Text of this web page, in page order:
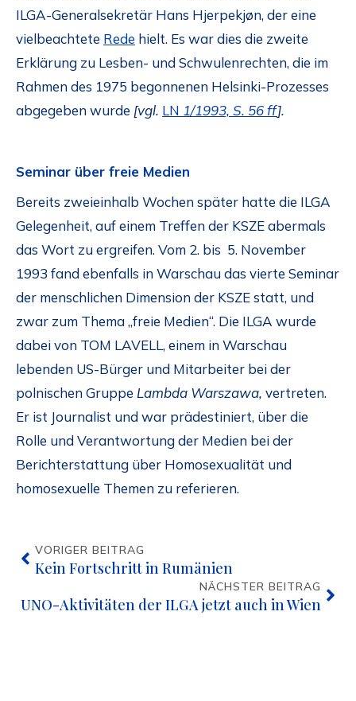
ILGA-Generalsekretär Hans Hjerpekjøn, der eine
vielbeachtete Rede hielt. Es war dies die zweite
Erklärung zu Lesben- und Schwulenrechten, die im
Rahmen des 1975 begonnenen Helsinki-Prozesses
abgegeben wurde [vgl. LN 1/1993, S. 56 ff].
Seminar über freie Medien
Bereits zweieinhalb Wochen später hatte die ILGA
Gelegenheit, auf einem Treffen der KSZE abermals
das Wort zu ergreifen. Vom 2. bis 5. November
1993 fand ebenfalls in Warschau das vierte Seminar
der menschlichen Dimension der KSZE statt, und
zwar zum Thema „freie Medien“. Die ILGA wurde
dabei von TOM LAVELL, einem in Warschau
lebenden US-Bürger und Mitarbeiter bei der
polnischen Gruppe Lambda Warszawa, vertreten.
Er ist Journalist und war prädestiniert, über die
Rolle und Verantwortung der Medien bei der
Berichterstattung über Homosexualität und
homosexuelle Themen zu referieren.
VORIGER BEITRAG
Kein Fortschritt in Rumänien
NÄCHSTER BEITRAG
UNO-Aktivitäten der ILGA jetzt auch in Wien